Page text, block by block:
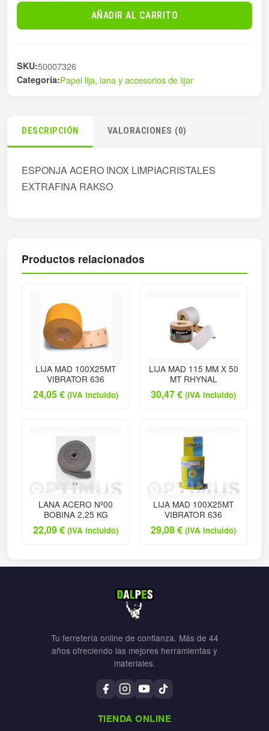
ACERO
AÑADIR AL CARRITO
SKU:50007326
Categoría:Papel lija, lana y accesorios de lijar
DESCRIPCIÓN VALORACIONES (0)
ESPONJA ACERO INOX LIMPIACRISTALES
EXTRAFINA RAKSO
Productos relacionados
LIJA MAD 100X25MT
VIBRATOR 636
24,05€ (IVA incluido)
LIJA MAD 115 MM X 50
MT RHYNAL
30,47€ (IVA incluido)
LANA ACERO Nº00
BOBINA 2,25 KG
22,09€ (IVA incluido)
LIJA MAD 100X25MT
VIBRATOR 636
29,08€ (IVA incluido)
Tu ferretería online de confianza. Más de 44
años ofreciendo las mejores herramientas y
materiales.
TIENDA ONLINE